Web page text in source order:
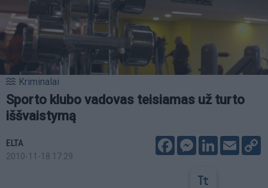
Kriminalai
Sporto klubo vadovas teisiamas už turto
iššvaistymą
ELTA
2010-11-18 17:29
FacebookMessenger
LinkedIn
Email